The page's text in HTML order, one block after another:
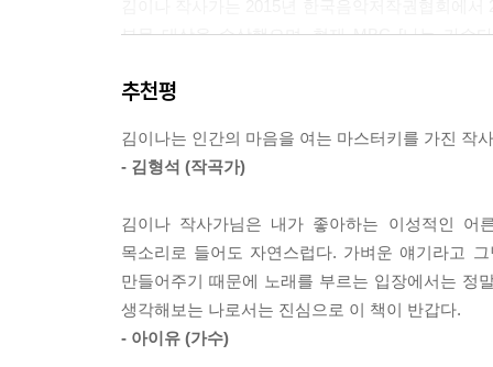
부문 대상을 수상했으며, 현재 MBC [나는 가수
변함없이 설렌다. 의지와는 달리 언제라도 이 산
존재할 수 없기 때문이다. 그래서 나는 오늘도 어
언젠가 작사에 대한 책을 쓰게 된다면, 일이 가장
여러 번 지우고 고쳐 썼다. 그래도 처음의 다짐
조언을 할 수 있는 어른이 되고 싶었기 때문에.
제목처럼 이 책은 철저히 ‘나의 작사법’이다. 작
추천평
김이나는 인간의 마음을 여는 마스터키를 가진 작
- 김형석 (작곡가)
김이나 작사가님은 내가 좋아하는 이성적인 어
목소리로 들어도 자연스럽다. 가벼운 얘기라고
만들어주기 때문에 노래를 부르는 입장에서는 정
생각해보는 나로서는 진심으로 이 책이 반갑다.
- 아이유 (가수)